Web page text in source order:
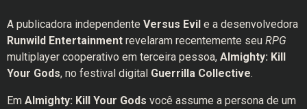
A publicadora independente Versus Evil e a desenvolvedora
Runwild Entertainment revelaram recentemente seu RPG
multiplayer cooperativo em terceira pessoa, Almighty: Kill
Your Gods, no festival digital Guerrilla Collective.
Em Almighty: Kill Your Gods você assume a persona de um